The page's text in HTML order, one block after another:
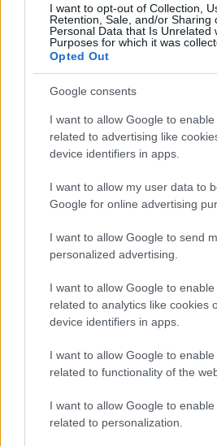
I want to opt-out of Collection,
Retention, Sale, and/or Sharing
Personal Data that Is Unrelated
Purposes for which it was
Opted Out
Google consents
I want to allow Google to
related to advertising like
device identifiers in apps.
I want to allow my user data to
Google for online advertising
I want to allow Google to send
personalized advertising.
I want to allow Google to
related to analytics like cookies
device identifiers in apps.
I want to allow Google to
related to functionality of the
I want to allow Google to
related to personalization.